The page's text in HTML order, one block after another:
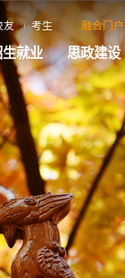
友 考生 融合门户
生就业 思政建设